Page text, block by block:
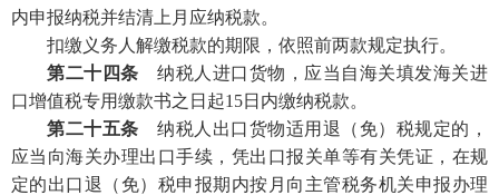
内申报纳税并结清上月应纳税款。
扣缴义务人解缴税款的期限，依照前两款规定执行。
第二十四条 纳税人进口货物，应当自海关填发海关进
口增值税专用缴款书之日起15日内缴纳税款。
第二十五条 纳税人出口货物适用退（免）税规定的，
应当向海关办理出口手续，凭出口报关单等有关凭证，在规
定的出口退（免）税申报期内按月向主管税务机关申报办理